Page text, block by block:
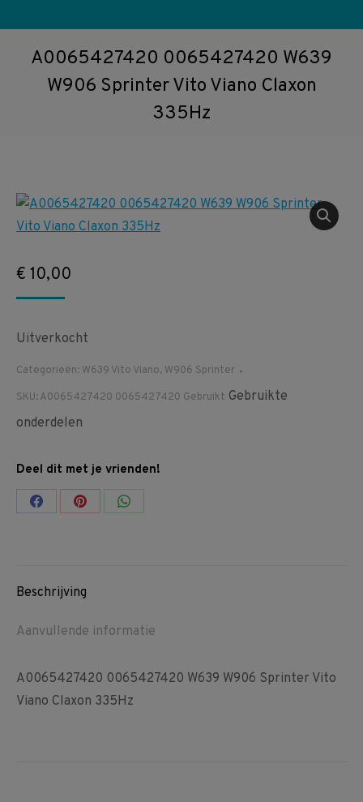
A0065427420 0065427420 W639
W906 Sprinter Vito Viano Claxon
335Hz
€ 10,00
Uitverkocht
Categorieën: W639 Vito Viano, W906 Sprinter
SKU:A0065427420 0065427420 Gebruikt Gebruikte
onderdelen
Deel dit met je vrienden!
Share Share Share
Beschrijving
Aanvullende informatie
A0065427420 0065427420 W639 W906 Sprinter Vito
Viano Claxon 335Hz